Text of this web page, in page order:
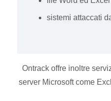
sistemi attaccati
Ontrack offre inoltre
server Microsoft come